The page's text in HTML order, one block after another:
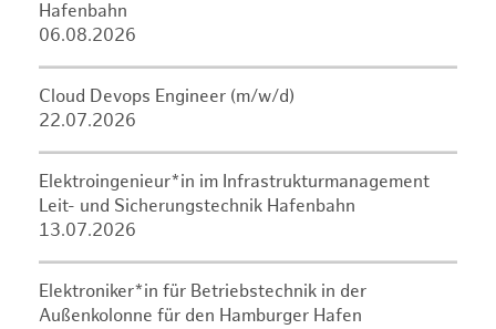
Hafenbahn
06.08.2026
Cloud Devops Engineer (m/w/d)
22.07.2026
Elektroingenieur*in im Infrastrukturmanagement
Leit- und Sicherungstechnik Hafenbahn
13.07.2026
Elektroniker*in für Betriebstechnik in der
Außenkolonne für den Hamburger Hafen